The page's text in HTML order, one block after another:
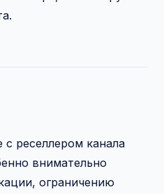
реселлером канала
внимательно
ограничению